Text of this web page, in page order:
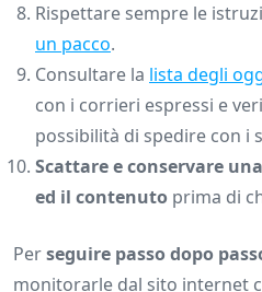
Rispettare sempre le
un pacco.
Consultare la lista degli
con i corrieri espressi e
possibilità di spedire con i
Scattare e conservare
ed il contenuto prima di
Perseguire passo dopo
monitorarle dal sito internet